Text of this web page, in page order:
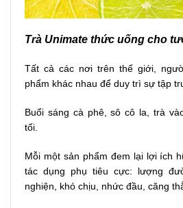
Trà Unimate thức uống cho
Tất cả các nơi trên thế giới,
phẩm khác nhau để duy trì sự tập
Buổi sáng cà phê, sô cô la, trà
tối.
Mỗi một sản phẩm đem lại lợi ích
tác dụng phụ tiêu cực: lượng
nghiện, khó chịu, nhức đầu, căng